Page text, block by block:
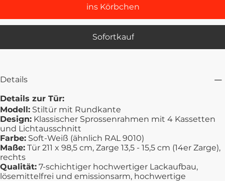
ins Körbchen
Sofortkauf
Details
Details zur Tür:
Modell: Stiltür mit Rundkante
Design: Klassischer Sprossenrahmen mit 4 Kassetten
und Lichtausschnitt
Farbe: Soft-Weiß (ähnlich RAL 9010)
Maße: Tür 211 x 98,5 cm, Zarge 13,5 - 15,5 cm (14er Zarge),
rechts
Qualität: 7-schichtiger hochwertiger Lackaufbau,
lösemittelfrei und emissionsarm, hochwertige